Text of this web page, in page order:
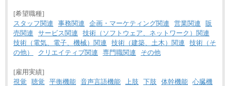
[希望職種]
スタッフ関連
事務関連 企画・マーケティング関連 営業関連
販
売関連
サービス関連
技術（ソフトウェア、ネットワーク）関連
技術（電気、電子、機械）関連
技術（建築、土木）関連
技術（そ
の他）
クリエイティブ関連 専門職関連 その他
[雇用実績]
視覚
聴覚 平衡機能 音声言語機能 上肢 下肢 体幹機能 心臓機